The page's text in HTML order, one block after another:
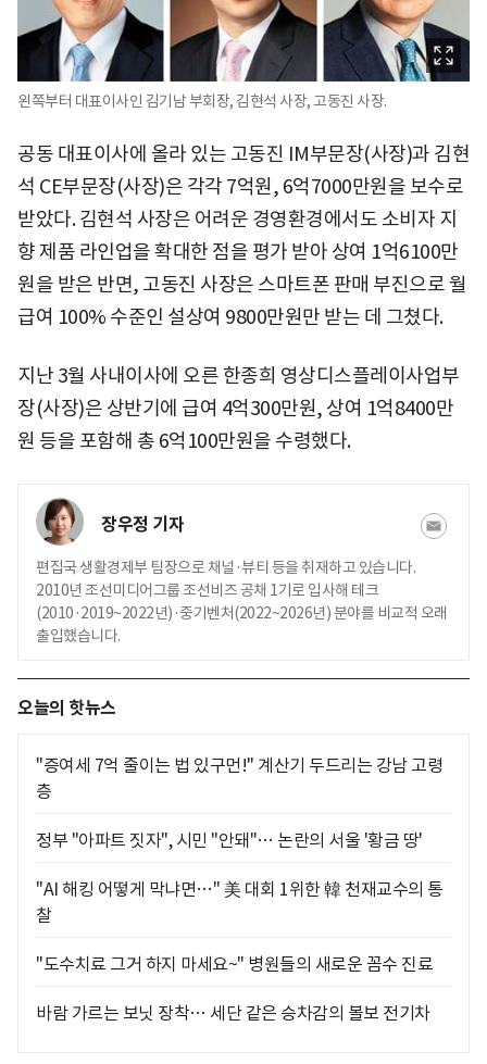
왼쪽부터 대표이사인 김기남 부회장, 김현석 사장, 고동진 사장.
공동 대표이사에 올라 있는 고동진 IM부문장(사장)과 김현
석 CE부문장(사장)은 각각 7억원, 6억7000만원을 보수로
받았다. 김현석 사장은 어려운 경영환경에서도 소비자 지
향 제품 라인업을 확대한 점을 평가 받아 상여 1억6100만
원을 받은 반면, 고동진 사장은 스마트폰 판매 부진으로 월
급여 100% 수준인 설상여 9800만원만 받는 데 그쳤다.
지난 3월 사내이사에 오른 한종희 영상디스플레이사업부
장(사장)은 상반기에 급여 4억300만원, 상여 1억8400만
원 등을 포함해 총 6억100만원을 수령했다.
장우정 기자
편집국 생활경제부 팀장으로 채널·뷰티 등을 취재하고 있습니다.
2010년 조선미디어그룹 조선비즈 공채 1기로 입사해 테크
(2010·2019~2022년)·중기벤처(2022~2026년) 분야를 비교적 오래
출입했습니다.
오늘의 핫뉴스
"증여세 7억 줄이는 법 있구먼!" 계산기 두드리는 강남 고령
층
정부 "아파트 짓자", 시민 "안돼"… 논란의 서울 '황금 땅'
"AI 해킹 어떻게 막냐면…" 美 대회 1위한 韓 천재교수의 통
찰
"도수치료 그거 하지 마세요~" 병원들의 새로운 꼼수 진료
바람 가르는 보닛 장착… 세단 같은 승차감의 볼보 전기차